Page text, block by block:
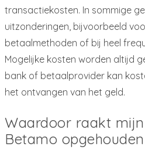
transactiekosten. In sommige
uitzonderingen, bijvoorbeeld
betaalmethoden of bij heel
Mogelijke kosten worden altijd
bank of betaalprovider kan
het ontvangen van het geld.
Waardoor raakt
Betamo